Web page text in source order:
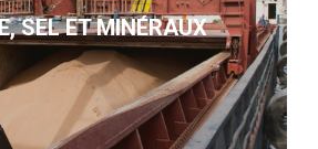
SEL ET MINÉRAUX